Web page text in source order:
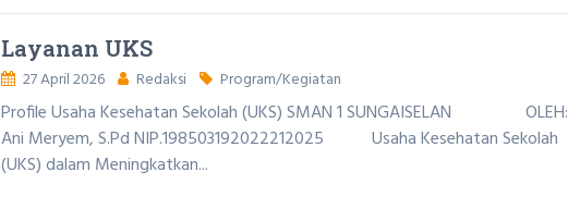
Layanan UKS
27 April 2026 Redaksi Program/Kegiatan
Profile Usaha Kesehatan Sekolah (UKS) SMAN 1 SUNGAISELAN OLEH:
Ani Meryem, S.Pd NIP.198503192022212025 Usaha Kesehatan Sekolah
(UKS) dalam Meningkatkan...